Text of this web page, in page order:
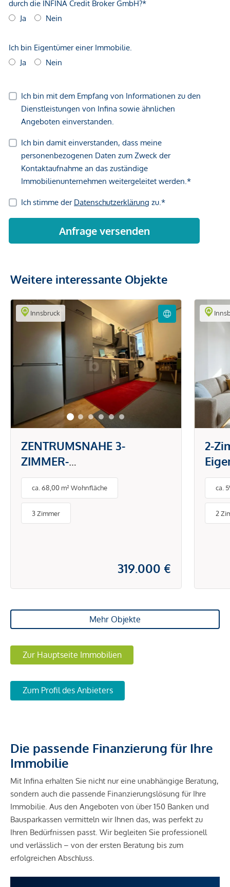
Weitere interessante Objekte
Innsbruck
ZENTRUMSNAHE 3-
ZIMMER-
ANLEGERWOHNUNG MIT
CASHFLOW AB TAG 1
ca. 68,00 m² Wohnfläche
3 Zimmer
319.000 €
2-
ca.
2
Mehr Objekte
Zur Hauptseite Immobilien
Zum Profil des Anbieters
Die passende Finanzierung für Ihre
Immobilie
Mit Infina erhalten Sie nicht nur eine unabhängige Beratung,
sondern auch die passende Finanzierungslösung für Ihre
Immobilie. Aus den Angeboten von über 150 Banken und
Bausparkassen vermitteln wir Ihnen das, was perfekt zu
Ihren Bedürfnissen passt. Wir begleiten Sie professionell
und verlässlich – von der ersten Beratung bis zum
erfolgreichen Abschluss.